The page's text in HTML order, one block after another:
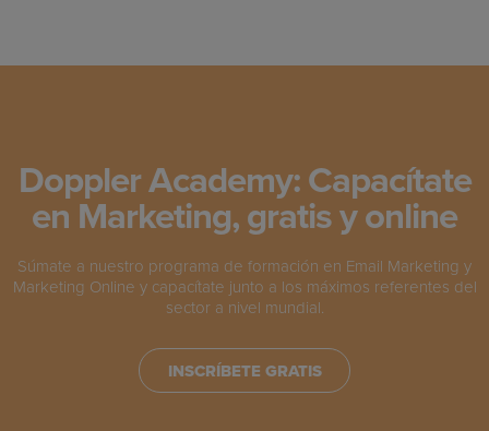
Doppler Academy: Capacítate
en Marketing, gratis y online
Súmate a nuestro programa de formación en Email Marketing y
Marketing Online y capacítate junto a los máximos referentes del
sector a nivel mundial.
INSCRÍBETE GRATIS